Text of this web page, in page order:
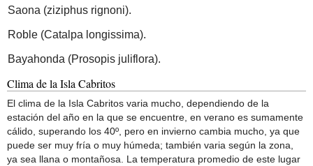
Saona (ziziphus rignoni).
Roble (Catalpa longissima).
Bayahonda (Prosopis juliflora).
Clima de la Isla Cabritos
El clima de la Isla Cabritos varia mucho, dependiendo de la
estación del año en la que se encuentre, en verano es sumamente
cálido, superando los 40º, pero en invierno cambia mucho, ya que
puede ser muy fría o muy húmeda; también varia según la zona,
ya sea llana o montañosa. La temperatura promedio de este lugar